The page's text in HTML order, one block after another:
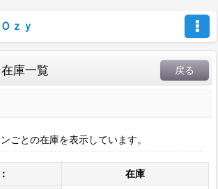
ｚｙ
庫一覧 戻る
ごとの在庫を表示しています。
在庫